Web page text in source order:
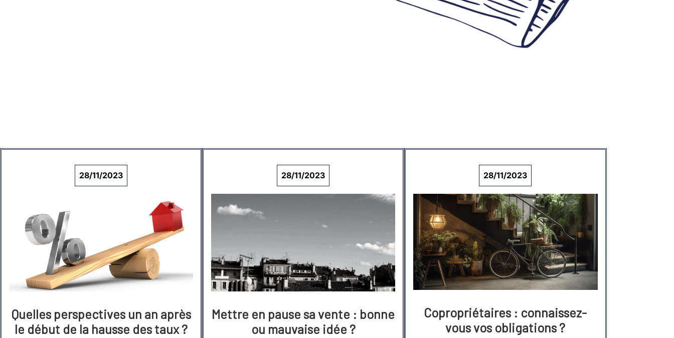
28/11/2023
Quelles perspectives un an après
le début de la hausse des taux ?
28/11/2023
Copropriétaires : connaissez-
vous vos obligations ?
28/11/2023
Mettre en pause sa vente : bonne
ou mauvaise idée ?